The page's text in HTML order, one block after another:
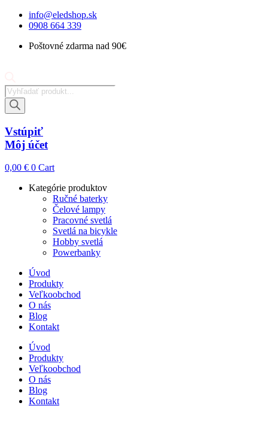
Preskočiťinfo@eledshop.sk
0908 664 339
Poštovné zdarma nad 90€
Products
search
Vstúpiť
Môj účet
0,00 € 0 Cart
Kategórie produktov
Ručné baterky
Čelové lampy
Pracovné svetlá
Svetlá na bicykle
Hobby svetlá
Powerbanky
Úvod
Produkty
Veľkoobchod
O nás
Blog
Kontakt
Úvod
Produkty
Veľkoobchod
O nás
Blog
Kontakt